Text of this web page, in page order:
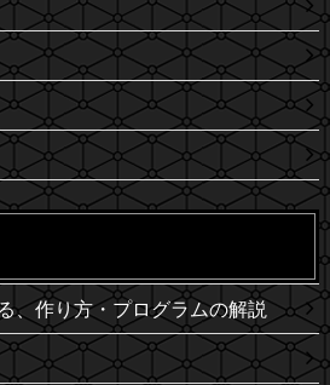
、作り方・プログラムの解説